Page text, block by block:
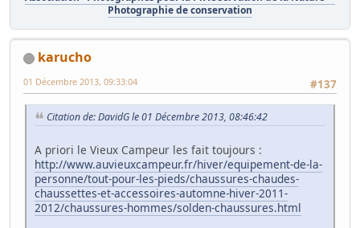
Photographie de conservation
karucho
#137
01 Décembre 2013, 09:33:04
Citation de: DavidG le 01 Décembre 2013, 08:46:42
A priori le Vieux Campeur les fait toujours :
http://www.auvieuxcampeur.fr/hiver/equipement-de-la-
personne/tout-pour-les-pieds/chaussures-chaudes-
chaussettes-et-accessoires-automne-hiver-2011-
2012/chaussures-hommes/solden-chaussures.html